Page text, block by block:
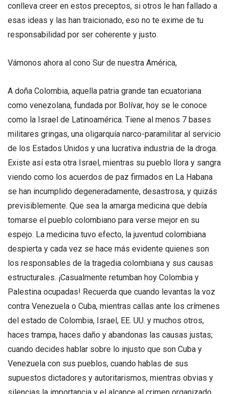
conlleva creer en estos preceptos, si otros le han fallado a
esas ideas y las han traicionado, eso no te exime de tu
responsabilidad por ser coherente y justo.
Vámonos ahora al cono Sur de nuestra América,
A doña Colombia, aquella patria grande tan ecuatoriana
como venezolana, fundada por Bolívar, hoy se le conoce
como la Israel de Latinoamérica. Tiene al menos 7 bases
militares gringas, una oligarquía narco-paramilitar al servicio
de los Estados Unidos y una lucrativa industria de la droga.
Existe así esta otra Israel, mientras su pueblo llora y sangra
viendo como los acuerdos de paz firmados en La Habana
se han incumplido degeneradamente, desastrosa, y quizás
previsiblemente. Que sea la amarga medicina que debía
tomarse el pueblo colombiano para verse mejor en su
espejo. La medicina tuvo efecto, la juventud colombiana
despierta y cada vez se hace más evidente quienes son
los responsables de la tragedia colombiana y sus causas
estructurales. ¡Casualmente retumban hoy Colombia y
Palestina ocupadas! Recuerda que cuando levantas la voz
contra Venezuela o Cuba, mientras callas ante los crímenes
del estado de Colombia, Israel, EE. UU. y muchos otros,
haces trampa, haces daño y abandonas las causas justas;
cuando decides hablar sobre lo injusto que son Cuba y
Venezuela con sus pueblos, cuando hablas de sus
supuestos dictadores y autoritarismos, mientras obvias y